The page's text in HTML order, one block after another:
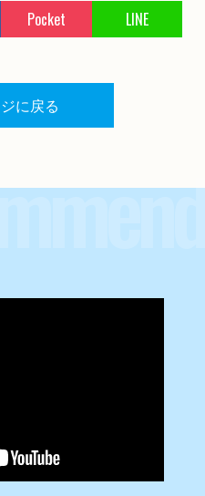
Pocket LINE
に戻る